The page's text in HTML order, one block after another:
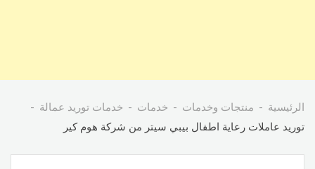
الرئيسية منتجات وخدمات خدمات
خدمات توريد عمالة
توريد عاملات رعاية اطفال بيبي سيتر من شركة هوم كير